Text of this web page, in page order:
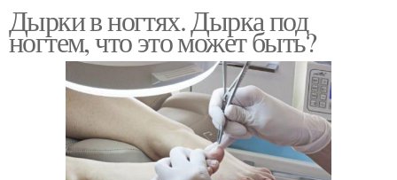
Дырки в ногтях. Дырка под
ногтем, что это может быть?